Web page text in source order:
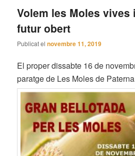
Volem les Moles vives
futur obert
Publicat elnovembre 11, 2019
El proper dissabte 16 de
paratge de Les Moles de